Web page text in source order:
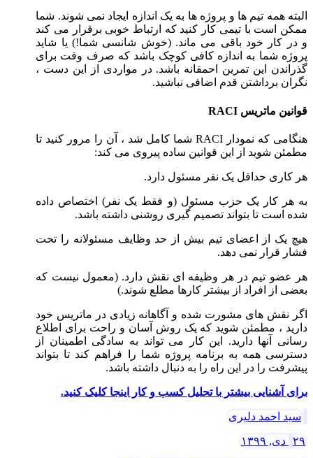
البته همه تیم ها و پروژه ها به یک اندازه ایجاد نمی شوند. شما
ممکن است با تیمی کار کنید که ارتباط خوبی برقرار می کند
و در کار خود باقی می ماند. (خوش شانسی شما!) یا شاید
پروژه شما به اندازه کافی کوچک باشد که صرف وقت برای
گذراندن این تمرین احمقانه باشد. در مواردی از این دست ،
نگران برداشتن قدم اضافی نباشید.
قوانین ماتریس
هنگامی که نمودار RACI شما کامل شد ، آن را مرور کنید تا
مطمئن شوید از این قوانین ساده پیروی می کند:
هر کاری حداقل یک نفر مسئول دارد.
به هر کار یک حزب مسئول (و فقط یک نفر) اختصاص داده
شده است تا بتواند تصمیم گیری روشنی داشته باشد.
هیچ یک از اعضای تیم بیش از حد وظایف مسئولانه را تحت
فشار قرار نمی دهد.
هر عضو تیم در هر وظیفه ای نقش دارد. (معمول نیست که
بعضی از افراد از بیشتر کارها مطلع شوند.)
اگر نقش های مشورت شده و آگاهانه زیادی در ماتریس خود
دارید ، مطمئن شوید که یک روش آسان و راحت برای اطلاع
رسانی آنها دارید. این کار می تواند به سادگی اطمینان از
دسترسی همه به برنامه پروژه شما را فراهم کند تا بتواند
پیشرفت را در این راه را به دنبال داشته باشد.
برای آشنایی بیشتر با تحلیل کسب و کار اینجا کلیک کنید.
سید احمد دلیری
۲۹ دی, ۱۳۹۹